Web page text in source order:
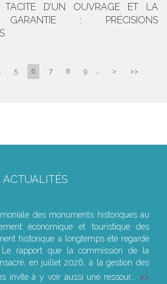
TACITE D’UN OUVRAGE ET LA
: PRÉCISIONS
5 6 7 8 9 ... > >>
ACTUALITÉS
des monuments historiques au
économique et touristique des
historique a longtemps été regardé
rapport que la commission de la
en juillet 2026, à la gestion des
invite à y voir aussi une ressour...